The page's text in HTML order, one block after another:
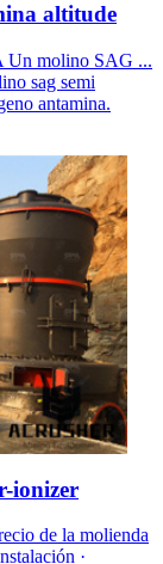
altitude
molino SAG ...
sag semi
antamina.
ionizer
de la molienda
·